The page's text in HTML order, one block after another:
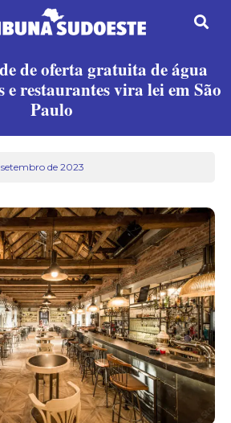
de oferta gratuita de água
restaurantes vira lei em São
Paulo
de 2023